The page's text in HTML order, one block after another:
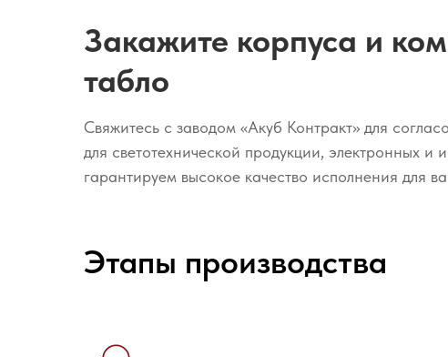
Закажите корпуса и
табло
Свяжитесь с заводом «Акуб Контракт» для
для светотехнической продукции, электронных
гарантируем высокое качество исполнения для
Этапы производства